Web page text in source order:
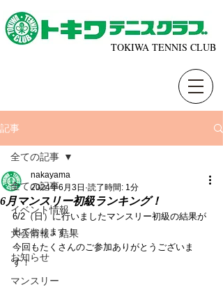
TOKIWA TENNIS CLUB
記事
全ての記事
イベント情報
大会情報・結果
お知らせ
マンスリー
全ての記事
6月マンスリー初級ランキング！
nakayama
2024年6月3日 読了時間: 1分
6/2（日）に行いましたマンスリー初級の結果が
出ております！
今回もたくさんのご参加ありがとうございま
す！